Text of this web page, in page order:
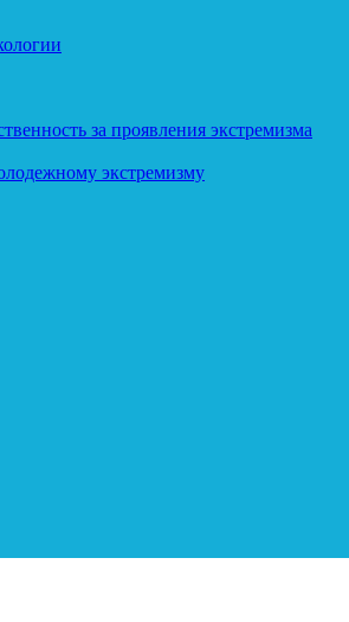
за проявления экстремизма
экстремизму